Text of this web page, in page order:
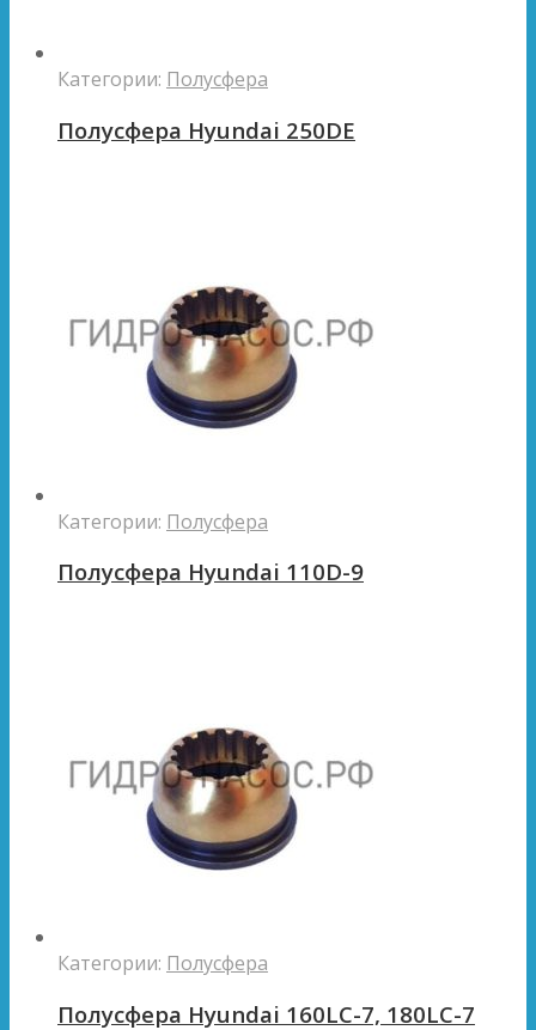
Категории: Полусфера
Полусфера Hyundai 250DE
Категории: Полусфера
Полусфера Hyundai 110D-9
Категории: Полусфера
Полусфера Hyundai 160LC-7, 180LC-7